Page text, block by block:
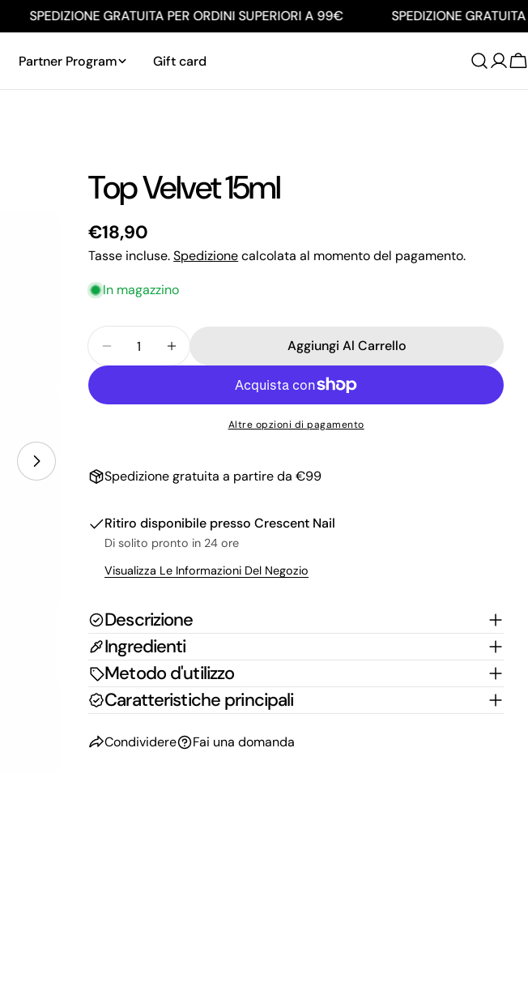
SPEDIZIONE GRATUITA PER ORDINI SUPERIORI A 99€ SPEDIZIONE GRATUITA
Partner Program Gift card
Apri supporto 1 in modalità modale
Top Velvet 15ml
Prezzo
regolare
€18,90
Tasse incluse.Spedizionecalcolata al momento del pagamento.
In magazzino
Diminuisci La Quantità Per Top Velvet 15ml
Aumenta La Quantità Per Top Velvet 15ml
Aggiungi Al Carrello
Altre opzioni di pagamento
Spedizione gratuita a partire da €99
Ritiro disponibile pressoCrescent Nail
Di solito pronto in 24 ore
Visualizza Le Informazioni Del Negozio
Descrizione
Ingredienti
Metodo d'utilizzo
Caratteristiche principali
Condividere
Condividere
su su su
Fai una domanda
Fai una domanda
tua
tuo
telefono
Il
tuo
messaggio
I campi contrassegnati * sono obbligatori.
Invia Domanda